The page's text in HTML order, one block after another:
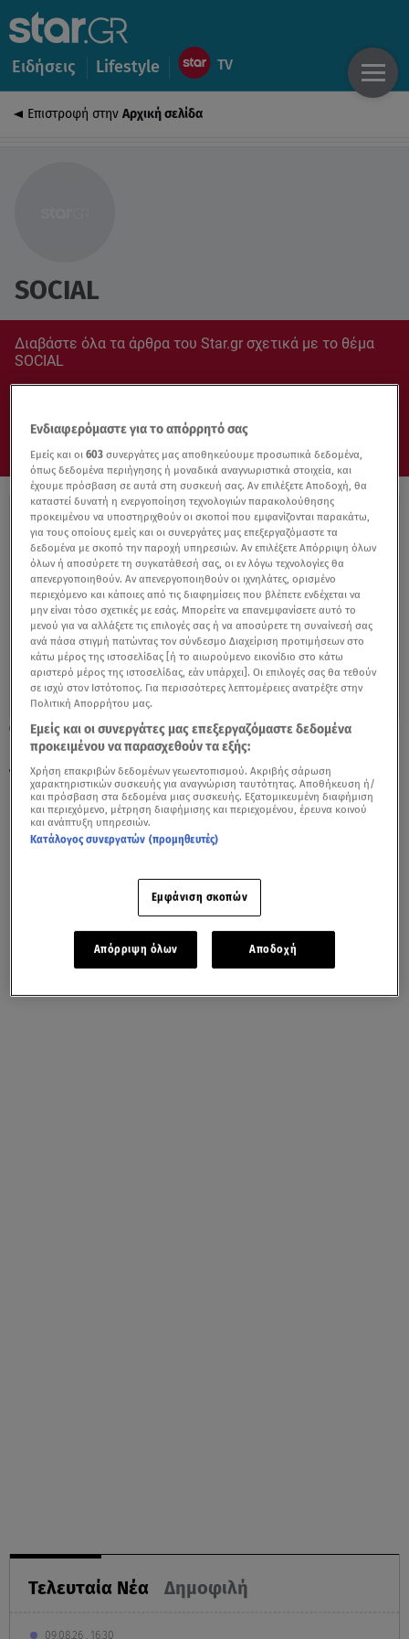
Ειδήσεις Lifestyle
Επιστροφή στην Αρχική σελίδα
SOCIAL
Διαβάστε όλα τα άρθρα του Star.gr σχετικά με το θέμα
SOCIAL
27.04.23, 16:15
Κ.Ο.Τ.Ε.Σ., ΕΥ, Social - Τα άγνωστα κόμματα
που διεκδικούν την ψήφο μας
Τελευταία Νέα Δημοφιλή
09.08.26 , 16:30
Ενδιαφερόμαστε για το απόρρητό σας
Εμείς και οι603 συνεργάτες μας αποθηκεύουμε προσωπικά δεδομένα,
όπως δεδομένα περιήγησης ή μοναδικά αναγνωριστικά στοιχεία, και
έχουμε πρόσβαση σε αυτά στη συσκευή σας. Αν επιλέξετε Αποδοχή, θα
καταστεί δυνατή η ενεργοποίηση τεχνολογιών παρακολούθησης
προκειμένου να υποστηριχθούν οι σκοποί που εμφανίζονται παρακάτω,
για τους οποίους εμείς και οι συνεργάτες μας επεξεργαζόμαστε τα
δεδομένα με σκοπό την παροχή υπηρεσιών. Αν επιλέξετε Απόρριψη όλων
όλων ή αποσύρετε τη συγκατάθεσή σας, οι εν λόγω τεχνολογίες θα
απενεργοποιηθούν. Αν απενεργοποιηθούν οι ιχνηλάτες, ορισμένο
περιεχόμενο και κάποιες από τις διαφημίσεις που βλέπετε ενδέχεται να
μην είναι τόσο σχετικές με εσάς. Μπορείτε να επανεμφανίσετε αυτό το
μενού για να αλλάξετε τις επιλογές σας ή να αποσύρετε τη συναίνεσή σας
ανά πάσα στιγμή πατώντας τον σύνδεσμο Διαχείριση προτιμήσεων στο
κάτω μέρος της ιστοσελίδας [ή το αιωρούμενο εικονίδιο στο κάτω
αριστερό μέρος της ιστοσελίδας, εάν υπάρχει]. Οι επιλογές σας θα τεθούν
σε ισχύ στον Ιστότοπος. Για περισσότερες λεπτομέρειες ανατρέξτε στην
Πολιτική Απορρήτου μας.
Εμείς και οι συνεργάτες μας επεξεργαζόμαστε δεδομένα
προκειμένου να παρασχεθούν τα εξής:
Χρήση επακριβών δεδομένων γεωεντοπισμού. Ακριβής σάρωση
χαρακτηριστικών συσκευής για αναγνώριση ταυτότητας. Αποθήκευση ή/
και πρόσβαση στα δεδομένα μιας συσκευής. Εξατομικευμένη διαφήμιση
και περιεχόμενο, μέτρηση διαφήμισης και περιεχομένου, έρευνα κοινού
και ανάπτυξη υπηρεσιών.
Κατάλογος συνεργατών (προμηθευτές)
Εμφάνιση σκοπών
Απόρριψη όλων Αποδοχή